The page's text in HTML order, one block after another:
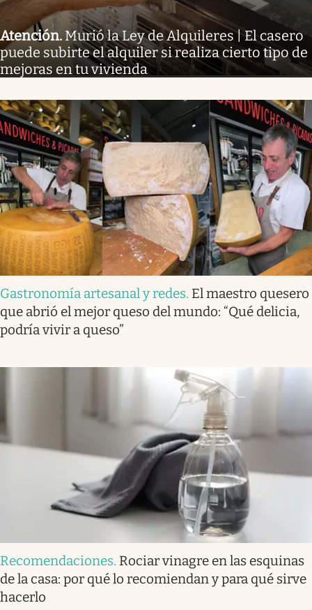
Atención. Murió la Ley de Alquileres | El casero
puede subirte el alquiler si realiza cierto tipo de
mejoras en tu vivienda
Gastronomía artesanal y redes. El maestro quesero
que abrió el mejor queso del mundo: “Qué delicia,
podría vivir a queso”
Recomendaciones. Rociar vinagre en las esquinas
de la casa: por qué lo recomiendan y para qué sirve
hacerlo